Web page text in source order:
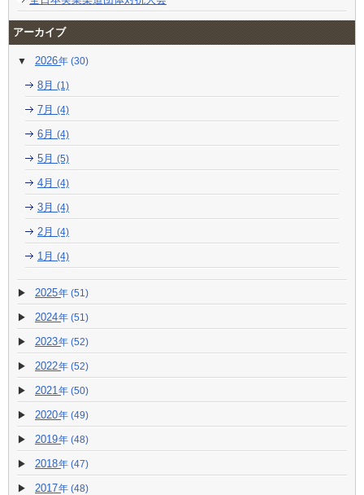
アーカイブ
2026 (30)
8月 (1)
7月 (4)
6月 (4)
5月 (5)
4月 (4)
3月 (4)
2月 (4)
1月 (4)
2025 (51)
2024 (51)
2023 (52)
2022 (52)
2021 (50)
2020 (49)
2019 (48)
2018 (47)
2017 (48)